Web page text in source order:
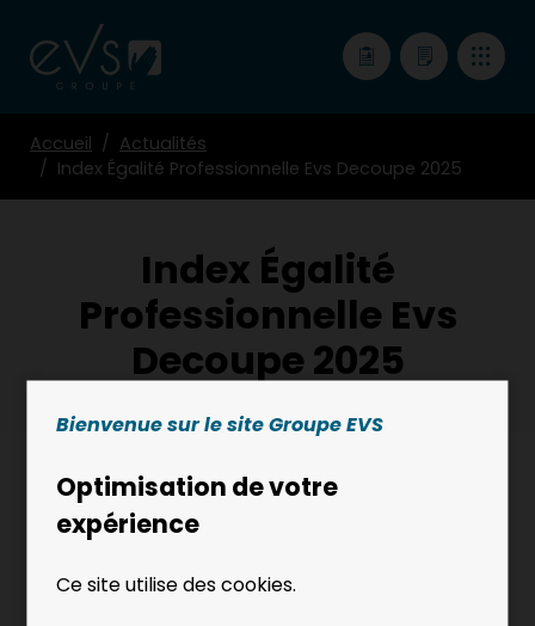
Accueil
Actualités
Index Égalité Professionnelle Evs Decoupe 2025
Index Égalité
Professionnelle Evs
Decoupe 2025
27 FÉVRIER 2026
calculée pour Evs Decoupe pour 2025 est de
Bienvenue sur le site Groupe EVS
Optimisation de votre
expérience
Ce site utilise des cookies.